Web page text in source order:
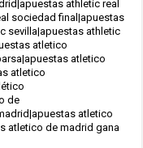
athletic real
sociedad final|apuestas
sevilla|apuestas athletic
atletico
atletico
atletico
de
atletico
atletico de madrid gana